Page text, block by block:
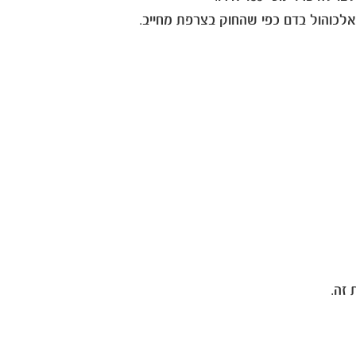
בדם כפי שהחוק בצרפת מחייב.
זה.